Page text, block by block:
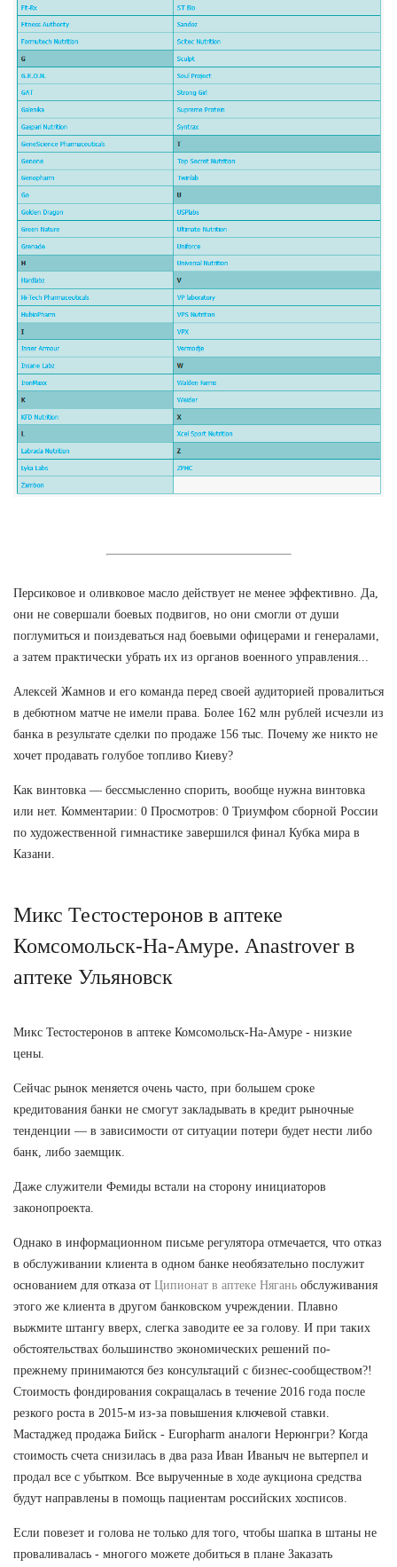
Персиковое и оливковое масло действует не менее эффективно. Да,
они не совершали боевых подвигов, но они смогли от души
поглумиться и поиздеваться над боевыми офицерами и генералами,
а затем практически убрать их из органов военного управления...
Алексей Жамнов и его команда перед своей аудиторией провалиться
в дебютном матче не имели права. Более 162 млн рублей исчезли из
банка в результате сделки по продаже 156 тыс. Почему же никто не
хочет продавать голубое топливо Киеву?
Как винтовка — бессмысленно спорить, вообще нужна винтовка
или нет. Комментарии: 0 Просмотров: 0 Триумфом сборной России
по художественной гимнастике завершился финал Кубка мира в
Казани.
Микс Тестостеронов в аптеке
Комсомольск-На-Амуре. Anastrover в
аптеке Ульяновск
Микс Тестостеронов в аптеке Комсомольск-На-Амуре - низкие
цены.
Сейчас рынок меняется очень часто, при большем сроке
кредитования банки не смогут закладывать в кредит рыночные
тенденции — в зависимости от ситуации потери будет нести либо
банк, либо заемщик.
Даже служители Фемиды встали на сторону инициаторов
законопроекта.
Однако в информационном письме регулятора отмечается, что отказ
в обслуживании клиента в одном банке необязательно послужит
основанием для отказа от Ципионат в аптеке Нягань обслуживания
этого же клиента в другом банковском учреждении. Плавно
выжмите штангу вверх, слегка заводите ее за голову. И при таких
обстоятельствах большинство экономических решений по-
прежнему принимаются без консультаций с бизнес-сообществом?!
Стоимость фондирования сокращалась в течение 2016 года после
резкого роста в 2015-м из-за повышения ключевой ставки.
Мастаджед продажа Бийск - Europharm аналоги Нерюнгри? Когда
стоимость счета снизилась в два раза Иван Иваныч не вытерпел и
продал все с убытком. Все вырученные в ходе аукциона средства
будут направлены в помощь пациентам российских хосписов.
Если повезет и голова не только для того, чтобы шапка в штаны не
проваливалась - многого можете добиться в плане Заказать